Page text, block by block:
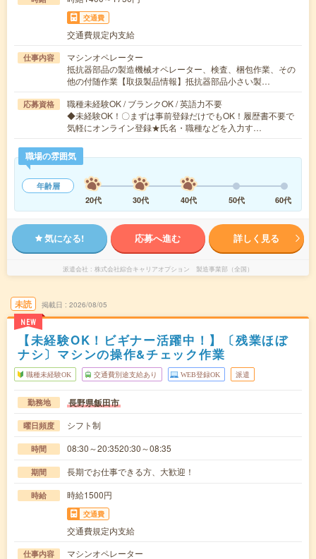
交通費
交通費規定内支給
仕事内容
マシンオペレーター
抵抗器部品の製造機械オペレーター、検査、梱包作業、その
他の付随作業【取扱製品情報】抵抗器部品小さい製…
応募資格
職種未経験OK / ブランクOK / 英語力不要
◆未経験OK！〇まずは事前登録だけでもOK！履歴書不要で
気軽にオンライン登録★氏名・職種などを入力す…
職場の雰囲気
年齢層
20代
30代 40代 50代 60代
気になる! 応募へ進む 詳しく見る
派遣会社 株式会社綜合キャリアオプション 製造事業部（全国）
未読
NEW
掲載日 2026/08/05
【未経験OK！ビギナー活躍中！】〔残業ほぼ
ナシ〕マシンの操作&チェック作業
職種未経験OK 交通費別途支給あり WEB登録OK 派遣
勤務地 長野県飯田市
曜日頻度 シフト制
時間 08:30～20:3520:30～08:35
期間 長期でお仕事できる方、大歓迎！
時給 時給1500円
交通費
交通費規定内支給
仕事内容
マシンオペレーター